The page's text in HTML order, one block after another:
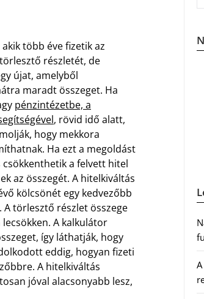
több éve fizetik az
részletét, de
újat, amelyből
maradt összeget. Ha
pénzintézetbe, a
, rövid idő alatt,
hogy mekkora
Ha ezt a megoldást
csökkenthetik a felvett hitel
az összegét. A hitelkiváltás
kölcsönét egy kedvezőbb
törlesztő részlet összege
A kalkulátor
így láthatják, hogy
eddig, hogyan fizeti
A hitelkiváltás
jóval alacsonyabb lesz,